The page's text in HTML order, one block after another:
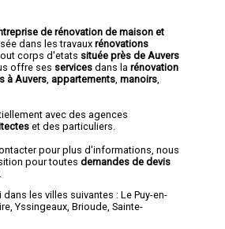
de rénovation de maison et
dans les travaux rénovations
corps d'etats située près de Auvers
offre ses services dans la rénovation
à Auvers appartements manoirs
avec des agences
et des particuliers.
pour plus d'informations, nous
pour toutes demandes de devis
les villes suivantes : Le Puy-en-
, Yssingeaux, Brioude, Sainte-